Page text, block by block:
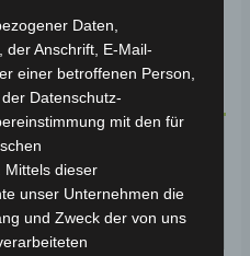
24 Stunden*
Daten,
der Anschrift, E-Mail-
einer betroffenen Person,
Datenschutz-
mit den für
Mittels dieser
unser Unternehmen die
und Zweck der von uns